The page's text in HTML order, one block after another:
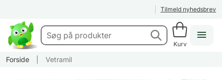
Tilmeld nyhedsbrev
Kurv
Forside Vetramil